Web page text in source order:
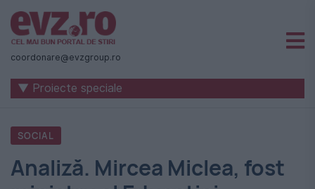
Știri
naționale
internaționale
România
-
coordonare@evzgroup.ro
▼ Proiecte speciale
SOCIAL
Analiză. Mircea Miclea, fost